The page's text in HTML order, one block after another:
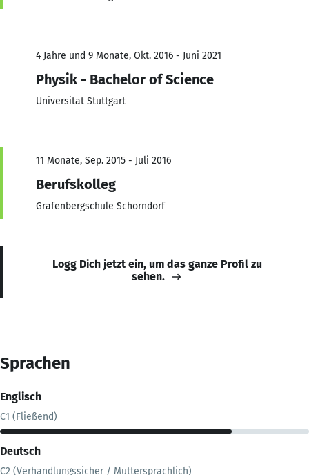
4 Jahre und 9 Monate, Okt. 2016 - Juni 2021
Physik - Bachelor of Science
Universität Stuttgart
11 Monate, Sep. 2015 - Juli 2016
Berufskolleg
Grafenbergschule Schorndorf
Logg Dich jetzt ein, um das ganze Profil zu
sehen.
Sprachen
Englisch
C1 (Fließend)
Deutsch
C2 (Verhandlungssicher / Muttersprachlich)